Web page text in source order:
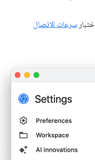
سرعات الاتصال